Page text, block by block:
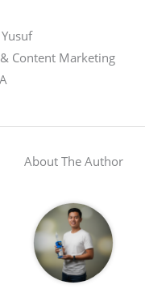
Content Marketing
About The Author